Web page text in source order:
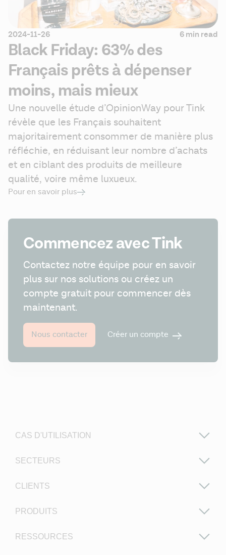
2024-11-26 6 min read
Black Friday: 63% des
Français prêts à dépenser
moins, mais mieux
Une nouvelle étude d’OpinionWay pour Tink
révèle que les Français souhaitent
majoritairement consommer de manière plus
réfléchie, en réduisant leur nombre d’achats
et en ciblant des produits de meilleure
qualité, voire même luxueux.
Pour en savoir plus
Commencez avec Tink
Contactez notre équipe pour en savoir
plus sur nos solutions ou créez un
compte gratuit pour commencer dès
maintenant.
Nous contacter Créer un compte
CAS D'UTILISATION
SECTEURS
CLIENTS
PRODUITS
RESSOURCES